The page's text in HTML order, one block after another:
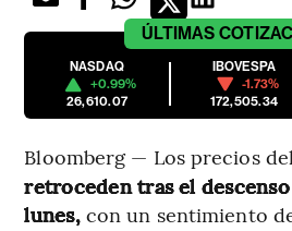
ÚLTIMAS
NASDAQ
+0.99%
26,610.07
IBOVESPA
-1.73%
172,505.34
Bloomberg — Los precios
retroceden tras el
lunes,con un sentimiento